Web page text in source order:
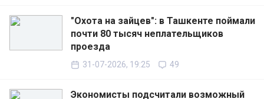
"Охота на зайцев": в Ташкенте поймали
почти 80 тысяч неплательщиков
проезда
31-07-2026, 19:25 49
Экономисты подсчитали возможный